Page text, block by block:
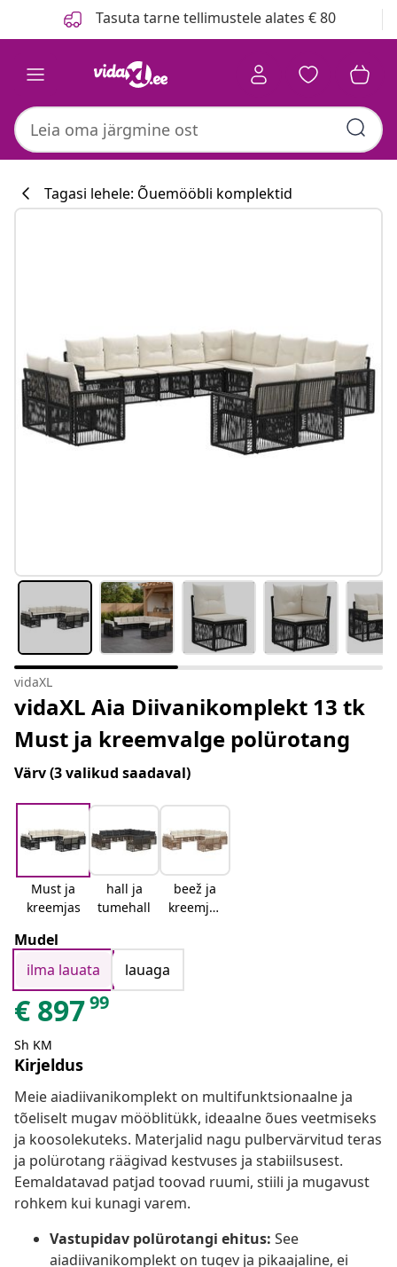
Tasuta tarne tellimustele alates € 80
#sharemevidaxl
Tagasi lehele: Õuemööbli komplektid
vidaXL
vidaXL Aia Diivanikomplekt 13 tk
Must ja kreemvalge polürotang
Värv(3 valikud saadaval)
Must ja
kreemjas
hall ja
tumehall
beež ja
kreemjas
Mudel
ilma lauata
lauaga
€ 89799
Sh KM
Kirjeldus
Meie aiadiivanikomplekt on multifunktsionaalne ja
tõeliselt mugav mööblitükk, ideaalne õues veetmiseks
ja koosolekuteks. Materjalid nagu pulbervärvitud teras
ja polürotang räägivad kestvuses ja stabiilsusest.
Eemaldatavad patjad toovad ruumi, stiili ja mugavust
rohkem kui kunagi varem.
Vastupidav polürotangi ehitus: See
aiadiivanikomplekt on tugev ja pikaajaline, ei